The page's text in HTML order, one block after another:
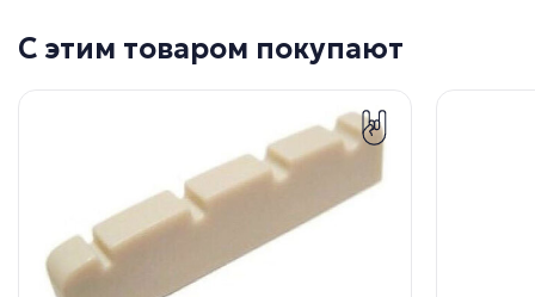
С этим товаром покупают